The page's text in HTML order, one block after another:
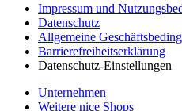
Impressum und
Datenschutz
Allgemeine
Barrierefreiheitserklärung
Datenschutz-Einstellungen
Unternehmen
Weitere nice Shops